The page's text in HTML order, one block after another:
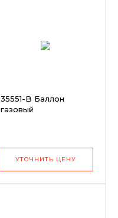
35551-B Баллон
газовый
УТОЧНИТЬ ЦЕНУ